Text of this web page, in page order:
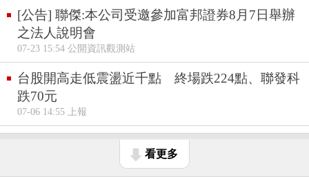
[公告] 聯傑:本公司受邀參加富邦證券8月7日舉辦
之法人說明會
07-23 15:54 公開資訊觀測站
台股開高走低震盪近千點 終場跌224點、聯發科
跌70元
07-06 14:55 上報
看更多